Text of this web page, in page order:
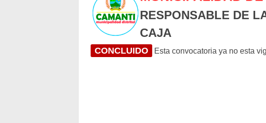
RESPONSABLE DE
CAJA
CONCLUIDO Esta convocatoria ya no esta